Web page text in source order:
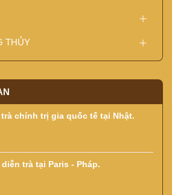
THỦY
chính trị gia quốc tế tại Nhật.
diễn trà tại Paris - Pháp.